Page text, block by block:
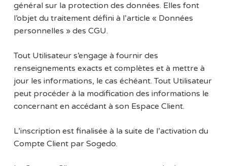
général sur la protection des données. Elles font
l’objet du traitement défini à l’article « Données
personnelles » des CGU.
Tout Utilisateur s’engage à fournir des
renseignements exacts et complètes et à mettre à
jour les informations, le cas échéant. Tout Utilisateur
peut procéder à la modification des informations le
concernant en accédant à son Espace Client.
L’inscription est finalisée à la suite de l’activation du
Compte Client par Sogedo.